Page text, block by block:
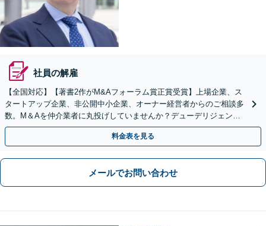
社員の解雇
【全国対応】【著書2作がM&Aフォーラム賞正賞受賞】上場企業、ス
タートアップ企業、非公開中小企業、オーナー経営者からのご相談多
数。M＆Aを仲介業者に丸投げしていませんか？デューデリジェンス
や契約書作成・交渉はお任せください【初回無料】
料金表を見る
メールでお問い合わせ